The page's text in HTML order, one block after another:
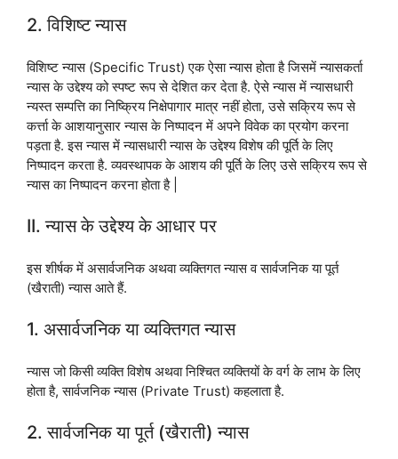
2. विशिष्ट न्यास
विशिष्ट न्यास (Specific Trust) एक ऐसा न्यास होता है जिसमें न्यासकर्ता
न्यास के उद्देश्य को स्पष्ट रूप से देशित कर देता है. ऐसे न्यास में न्यासधारी
न्यस्त सम्पत्ति का निष्क्रिय निक्षेपागार मात्र नहीं होता, उसे सक्रिय रूप से
कर्त्ता के आशयानुसार न्यास के निष्पादन में अपने विवेक का प्रयोग करना
पड़ता है. इस न्यास में न्यासधारी न्यास के उद्देश्य विशेष की पूर्ति के लिए
निष्पादन करता है. व्यवस्थापक के आशय की पूर्ति के लिए उसे सक्रिय रूप से
न्यास का निष्पादन करना होता है |
II. न्यास के उद्देश्य के आधार पर
इस शीर्षक में असार्वजनिक अथवा व्यक्तिगत न्यास व सार्वजनिक या पूर्त
(खैराती) न्यास आते हैं.
1. असार्वजनिक या व्यक्तिगत न्यास
न्यास जो किसी व्यक्ति विशेष अथवा निश्चित व्यक्तियों के वर्ग के लाभ के लिए
होता है, सार्वजनिक न्यास (Private Trust) कहलाता है.
2. सार्वजनिक या पूर्त (खैराती) न्यास